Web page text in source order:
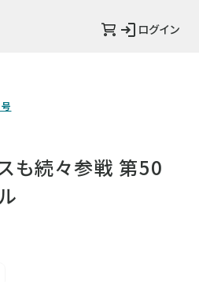
ログイン
も続々参戦 第50